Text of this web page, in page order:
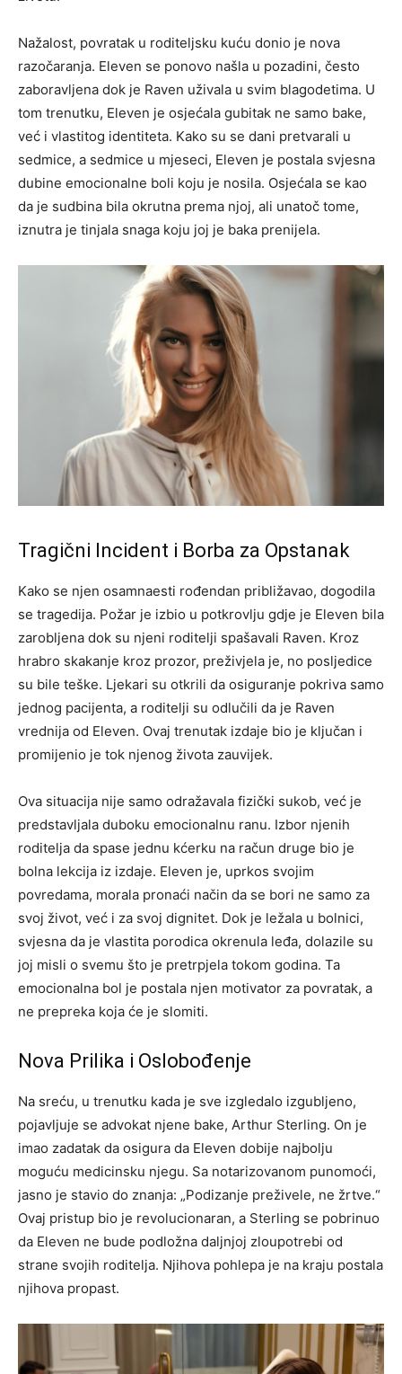
Nažalost, povratak u roditeljsku kuću donio je nova
razočaranja. Eleven se ponovo našla u pozadini, često
zaboravljena dok je Raven uživala u svim blagodetima. U
tom trenutku, Eleven je osjećala gubitak ne samo bake,
već i vlastitog identiteta. Kako su se dani pretvarali u
sedmice, a sedmice u mjeseci, Eleven je postala svjesna
dubine emocionalne boli koju je nosila. Osjećala se kao
da je sudbina bila okrutna prema njoj, ali unatoč tome,
iznutra je tinjala snaga koju joj je baka prenijela.
Tragični Incident i Borba za Opstanak
Kako se njen osamnaesti rođendan približavao, dogodila
se tragedija. Požar je izbio u potkrovlju gdje je Eleven bila
zarobljena dok su njeni roditelji spašavali Raven. Kroz
hrabro skakanje kroz prozor, preživjela je, no posljedice
su bile teške. Ljekari su otkrili da osiguranje pokriva samo
jednog pacijenta, a roditelji su odlučili da je Raven
vrednija od Eleven. Ovaj trenutak izdaje bio je ključan i
promijenio je tok njenog života zauvijek.
Ova situacija nije samo odražavala fizički sukob, već je
predstavljala duboku emocionalnu ranu. Izbor njenih
roditelja da spase jednu kćerku na račun druge bio je
bolna lekcija iz izdaje. Eleven je, uprkos svojim
povredama, morala pronaći način da se bori ne samo za
svoj život, već i za svoj dignitet. Dok je ležala u bolnici,
svjesna da je vlastita porodica okrenula leđa, dolazile su
joj misli o svemu što je pretrpjela tokom godina. Ta
emocionalna bol je postala njen motivator za povratak, a
ne prepreka koja će je slomiti.
Nova Prilika i Oslobođenje
Na sreću, u trenutku kada je sve izgledalo izgubljeno,
pojavljuje se advokat njene bake, Arthur Sterling. On je
imao zadatak da osigura da Eleven dobije najbolju
moguću medicinsku njegu. Sa notarizovanom punomoći,
jasno je stavio do znanja: „Podizanje preživele, ne žrtve.“
Ovaj pristup bio je revolucionaran, a Sterling se pobrinuo
da Eleven ne bude podložna daljnjoj zloupotrebi od
strane svojih roditelja. Njihova pohlepa je na kraju postala
njihova propast.